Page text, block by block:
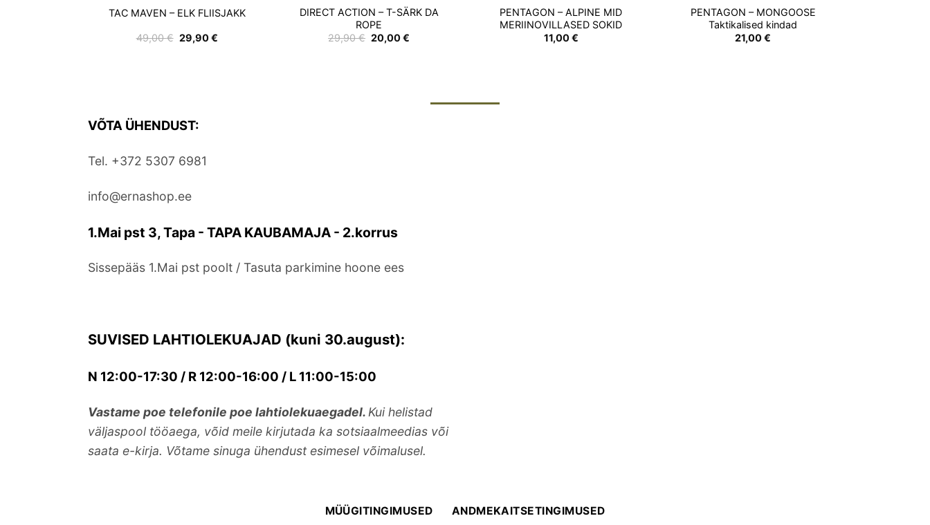
TAC MAVEN – ELK FLIISJAKK
49,00€ Algne
hind
29,90€Praegune
DIRECT ACTION – T-SÄRK DA
ROPE
29,90€ Algne
hind
20,00€
PENTAGON – ALPINE MID
MERIINOVILLASED SOKID
11,00€
PENTAGON – MONGOOSE
Taktikalised kindad
21,00€
VÕTA ÜHENDUST:
Tel. +372 5307 6981
info@ernashop.ee
1.Mai pst 3, Tapa - TAPA KAUBAMAJA - 2.korrus
Sissepääs 1.Mai pst poolt / Tasuta parkimine hoone ees
SUVISED LAHTIOLEKUAJAD (kuni 30.august):
N 12:00-17:30 / R 12:00-16:00 / L 11:00-15:00
Vastame poe telefonile poe lahtiolekuaegadel. Kui helistad
väljaspool tööaega, võid meile kirjutada ka sotsiaalmeedias või
saata e-kirja. Võtame sinuga ühendust esimesel võimalusel.
MÜÜGITINGIMUSED ANDMEKAITSETINGIMUSED